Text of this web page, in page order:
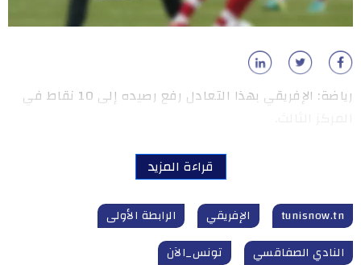
رياضة: الإفريقي بهذا التعادل رفع رصيده إلى 10 نقاط في
قراءة المزيد
tunisnow.tn الإفريقي
الرابطة الأولى
النادي الصفاقسي
تونس_الآن